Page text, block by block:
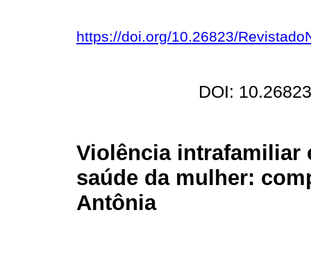
https://doi.org/10.26823/
DOI:
Violência intrafamiliar
saúde da mulher:
Antônia